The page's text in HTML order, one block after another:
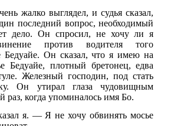
жалко выглядел, и судья сказал,
последний вопрос, необходимый
дело. Он спросил, не хочу ли я
против водителя того
Бедуайе. Он сказал, что я имею на
Бедуайе, плотный бретонец, едва
Железный господин, под стать
Он утирал глаза чудовищным
раз, когда упоминалось имя Бо.
я. — Я не хочу обвинять мосье